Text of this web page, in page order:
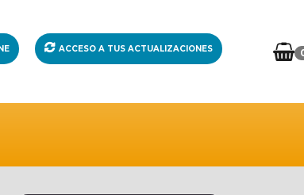
ACCESO A TUS ACTUALIZACIONES